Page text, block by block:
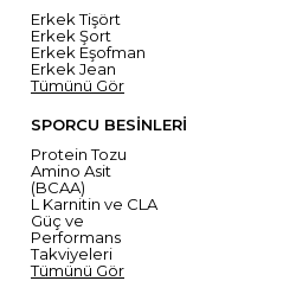
Erkek Tişört
Erkek Şort
Erkek Eşofman
Erkek Jean
Tümünü Gör
SPORCU BESİNLERİ
Protein Tozu
Amino Asit
(BCAA)
L Karnitin ve CLA
Güç ve
Performans
Takviyeleri
Tümünü Gör